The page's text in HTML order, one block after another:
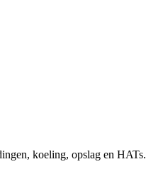
koeling, opslag en HATs.